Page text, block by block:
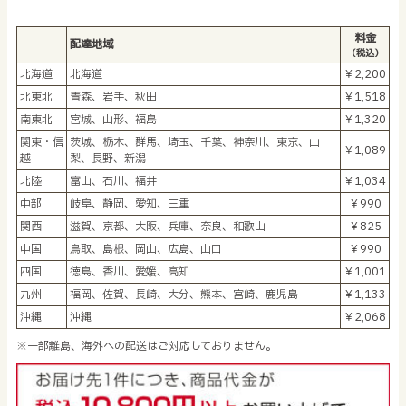
配達地域 料金
（税込）
北海道 北海道
￥2,200
北東北
青森、岩手、秋田
￥1,518
南東北
宮城、山形、福島
￥1,320
関東・信
越
茨城、栃木、群馬、埼玉、千葉、神奈川、東京、山
梨、長野、新潟
￥1,089
北陸
富山、石川、福井
￥1,034
中部
岐阜、静岡、愛知、三重
￥990
関西
滋賀、京都、大阪、兵庫、奈良、和歌山
￥825
中国
鳥取、島根、岡山、広島、山口
￥990
四国
徳島、香川、愛媛、高知
￥1,001
九州
福岡、佐賀、長崎、大分、熊本、宮崎、鹿児島
￥1,133
沖縄
沖縄
￥2,068
※一部離島、海外への配送はご対応しておりません。